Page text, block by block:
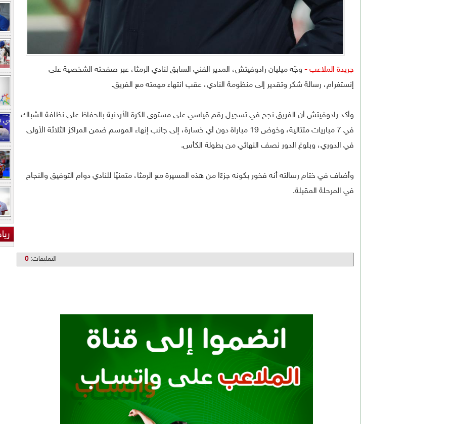
جريدة الملاعب - وجّه ميليان رادوفيتش، المدير الفني السابق لنادي الرمثا، عبر صفحته الشخصية على
إنستغرام، رسالة شكر وتقدير إلى منظومة النادي، عقب انتهاء مهمته مع الفريق.
وأكد رادوفيتش أن الفريق نجح في تسجيل رقم قياسي على مستوى الكرة الأردنية بالحفاظ على نظافة الشباك
في 7 مباريات متتالية، وخوض 19 مباراة دون أي خسارة، إلى جانب إنهاء الموسم ضمن المراكز الثلاثة الأولى
في الدوري، وبلوغ الدور نصف النهائي من بطولة الكأس.
وأضاف في ختام رسالته أنه فخور بكونه جزءًا من هذه المسيرة مع الرمثا، متمنيًا للنادي دوام التوفيق والنجاح
في المرحلة المقبلة.
التعليقات:0